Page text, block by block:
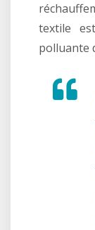
textile
polluante